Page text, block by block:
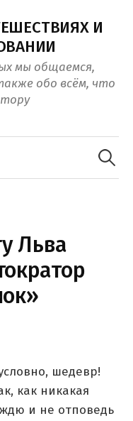
И
мы общаемся,
обо всём, что
Найти:
Льва
шедевр!
как никакая
и не отповедь